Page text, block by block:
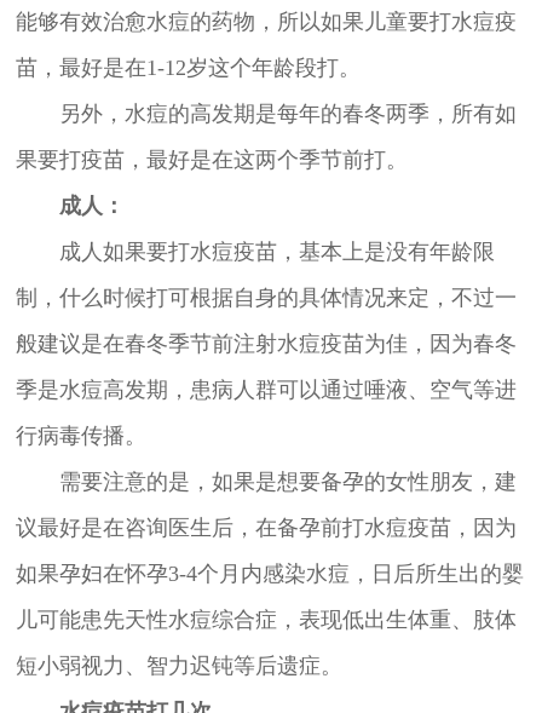
能够有效治愈水痘的药物，所以如果儿童要打水痘疫
苗，最好是在1-12岁这个年龄段打。
另外，水痘的高发期是每年的春冬两季，所有如
果要打疫苗，最好是在这两个季节前打。
成人：
成人如果要打水痘疫苗，基本上是没有年龄限
制，什么时候打可根据自身的具体情况来定，不过一
般建议是在春冬季节前注射水痘疫苗为佳，因为春冬
季是水痘高发期，患病人群可以通过唾液、空气等进
行病毒传播。
需要注意的是，如果是想要备孕的女性朋友，建
议最好是在咨询医生后，在备孕前打水痘疫苗，因为
如果孕妇在怀孕3-4个月内感染水痘，日后所生出的婴
儿可能患先天性水痘综合症，表现低出生体重、肢体
短小弱视力、智力迟钝等后遗症。